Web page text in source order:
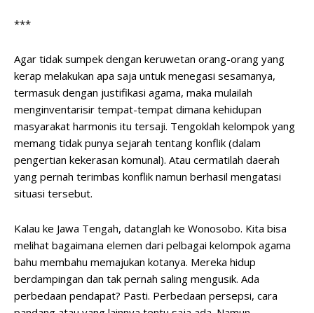
***
Agar tidak sumpek dengan keruwetan orang-orang yang
kerap melakukan apa saja untuk menegasi sesamanya,
termasuk dengan justifikasi agama, maka mulailah
menginventarisir tempat-tempat dimana kehidupan
masyarakat harmonis itu tersaji. Tengoklah kelompok yang
memang tidak punya sejarah tentang konflik (dalam
pengertian kekerasan komunal). Atau cermatilah daerah
yang pernah terimbas konflik namun berhasil mengatasi
situasi tersebut.
Kalau ke Jawa Tengah, datanglah ke Wonosobo. Kita bisa
melihat bagaimana elemen dari pelbagai kelompok agama
bahu membahu memajukan kotanya. Mereka hidup
berdampingan dan tak pernah saling mengusik. Ada
perbedaan pendapat? Pasti. Perbedaan persepsi, cara